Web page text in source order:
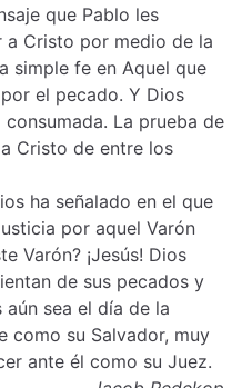
que Pablo les
a Cristo por medio de la
simple fe en Aquel que
el pecado. Y Dios
La prueba de
Cristo de entre los
ha señalado en el que
por aquel Varón
Varón? ¡Jesús! Dios
de sus pecados y
sea el día de la
como su Salvador, muy
ante él como su Juez.